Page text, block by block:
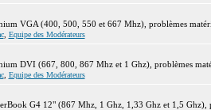
VGA (400, 500, 550 et 667 Mhz), problèmes
, Equipe des Modérateurs
DVI (667, 800, 867 Mhz et 1 Ghz), problèmes
, Equipe des Modérateurs
G4 12" (867 Mhz, 1 Ghz, 1,33 Ghz et 1,5 Ghz),